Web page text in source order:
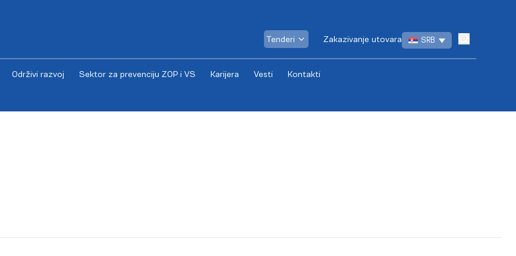
Tenderi Zakazivanje utovara SRB
Održivi razvoj Sektor za prevenciju ZOP i VS Karijera Vesti Kontakti